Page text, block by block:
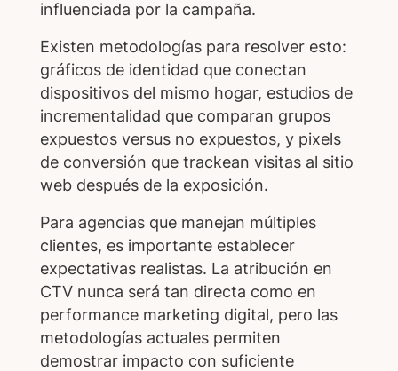
influenciada por la campaña.
Existen metodologías para resolver esto:
gráficos de identidad que conectan
dispositivos del mismo hogar, estudios de
incrementalidad que comparan grupos
expuestos versus no expuestos, y pixels
de conversión que trackean visitas al sitio
web después de la exposición.
Para agencias que manejan múltiples
clientes, es importante establecer
expectativas realistas. La atribución en
CTV nunca será tan directa como en
performance marketing digital, pero las
metodologías actuales permiten
demostrar impacto con suficiente